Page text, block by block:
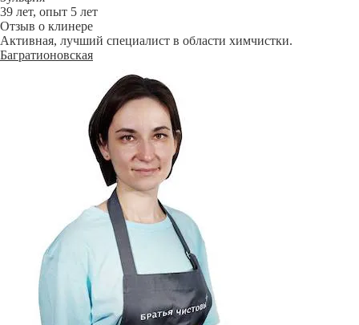
39 лет, опыт 5 лет
Отзыв о клинере
Активная, лучший специалист в области химчистки.
Багратионовская